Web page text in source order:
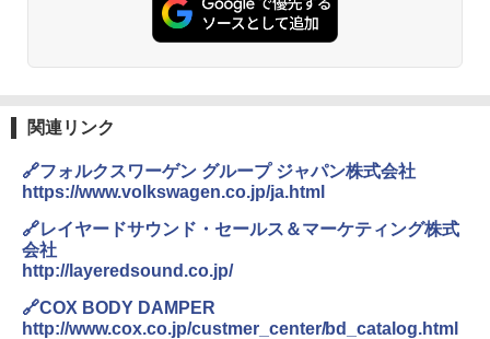
関連リンク
🔗フォルクスワーゲン グループ ジャパン株式会社
https://www.volkswagen.co.jp/ja.html
🔗レイヤードサウンド・セールス＆マーケティング株式
会社
http://layeredsound.co.jp/
🔗COX BODY DAMPER
http://www.cox.co.jp/custmer_center/bd_catalog.html